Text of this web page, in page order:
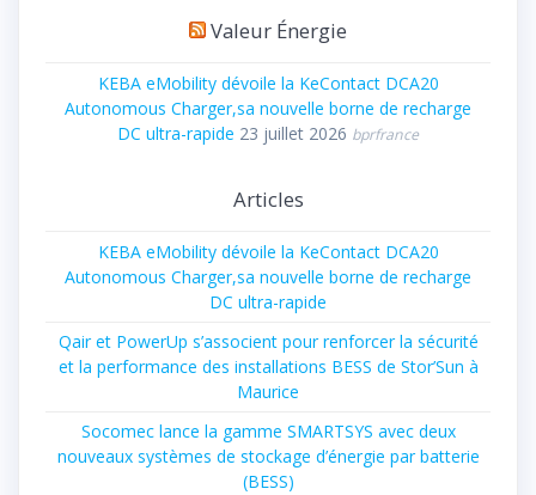
Valeur Énergie
KEBA eMobility dévoile la KeContact DCA20
Autonomous Charger,sa nouvelle borne de recharge
DC ultra-rapide 23 juillet 2026 bprfrance
Articles
KEBA eMobility dévoile la KeContact DCA20
Autonomous Charger,sa nouvelle borne de recharge
DC ultra-rapide
Qair et PowerUp s’associent pour renforcer la sécurité
et la performance des installations BESS de Stor’Sun à
Maurice
Socomec lance la gamme SMARTSYS avec deux
nouveaux systèmes de stockage d’énergie par batterie
(BESS)